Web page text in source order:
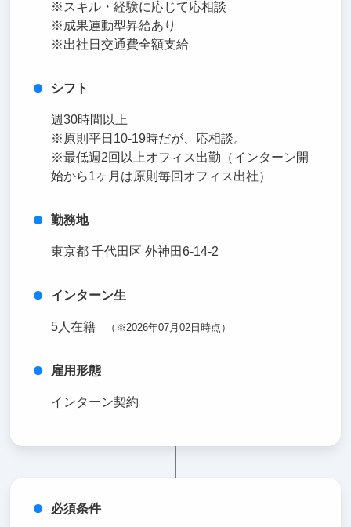
※スキル・経験に応じて応相談
※成果連動型昇給あり
※出社日交通費全額支給
シフト
週30時間以上
※原則平日10-19時だが、応相談。
※最低週2回以上オフィス出勤（インターン開
始から1ヶ月は原則毎回オフィス出社）
勤務地
東京都 千代田区 外神田6-14-2
インターン生
5人在籍 （※2026年07月02日時点）
雇用形態
インターン契約
必須条件